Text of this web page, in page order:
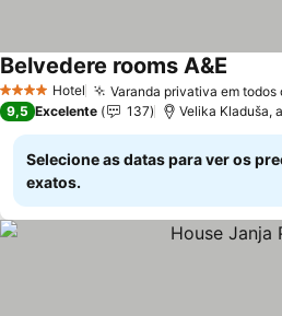
4 EstrelasHotel Varanda privativa em todos
Belvedere rooms A&E
9,5 Excelente 137 Velika Kladuša,
Selecione as datas para ver os
exatos.